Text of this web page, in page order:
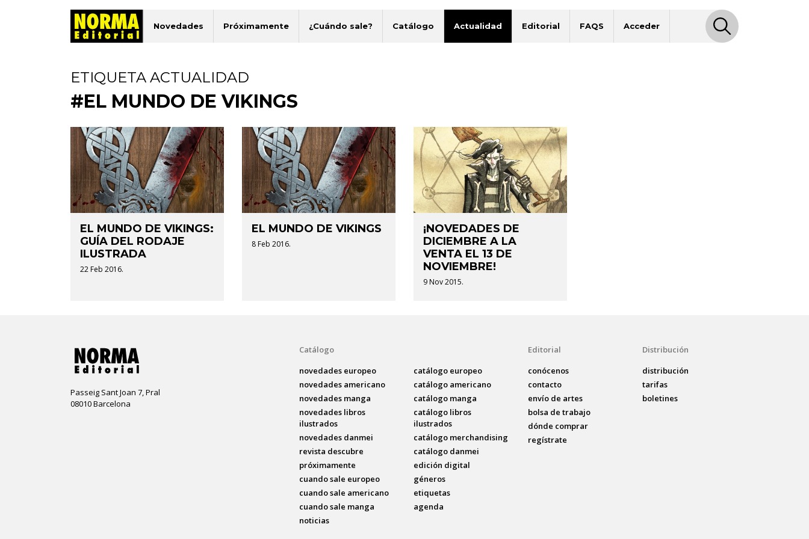
Novedades Próximamente ¿Cuándo sale? Catálogo Actualidad Editorial FAQS Acceder
ETIQUETA ACTUALIDAD
#EL MUNDO DE VIKINGS
EL MUNDO DE VIKINGS:
GUÍA DEL RODAJE
ILUSTRADA
22 Feb 2016.
EL MUNDO DE VIKINGS
8 Feb 2016.
¡NOVEDADES DE
DICIEMBRE A LA
VENTA EL 13 DE
NOVIEMBRE!
9 Nov 2015.
Passeig Sant Joan 7, Pral
08010 Barcelona
Catálogo
novedades europeo
novedades americano
novedades manga
novedades libros
ilustrados
novedades danmei
revista descubre
próximamente
cuando sale europeo
cuando sale americano
cuando sale manga
noticias
catálogo europeo
catálogo americano
catálogo manga
catálogo libros
ilustrados
catálogo merchandising
catálogo danmei
edición digital
géneros
etiquetas
agenda
Editorial
conócenos
contacto
envío de artes
bolsa de trabajo
dónde comprar
regístrate
Distribución
distribución
tarifas
boletines